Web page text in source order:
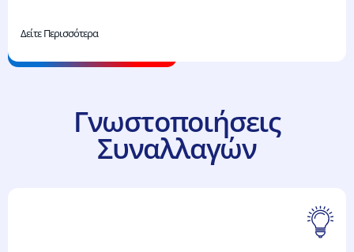
Δείτε Περισσότερα
Γνωστοποιήσεις
Συναλλαγών